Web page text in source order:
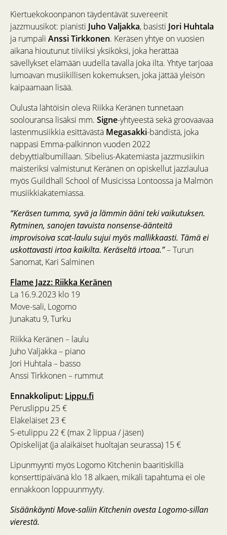
Kiertuekokoonpanon täydentävät suvereenit
jazzmuusikot: pianisti Juho Valjakka, basisti Jori Huhtala
ja rumpali Anssi Tirkkonen. Keräsen yhtye on vuosien
aikana hioutunut tiiviiksi yksiköksi, joka herättää
sävellykset elämään uudella tavalla joka ilta. Yhtye tarjoaa
lumoavan musiikillisen kokemuksen, joka jättää yleisön
kaipaamaan lisää.
Oulusta lähtöisin oleva Riikka Keränen tunnetaan
soolouransa lisäksi mm. Signe-yhtyeestä sekä groovaavaa
lastenmusiikkia esittävästä Megasakki-bändistä, joka
nappasi Emma-palkinnon vuoden 2022
debyyttialbumillaan. Sibelius-Akatemiasta jazzmusiikin
maisteriksi valmistunut Keränen on opiskellut jazzlaulua
myös Guildhall School of Musicissa Lontoossa ja Malmön
musiikkiakatemiassa.
“Keräsen tumma, syvä ja lämmin ääni teki vaikutuksen.
Rytminen, sanojen tavuista nonsense-äänteitä
improvisoiva scat-laulu sujui myös mallikkaasti. Tämä ei
uskottavasti irtoa kaikilta. Keräseltä irtoaa.”– Turun
Sanomat, Kari Salminen
Flame Jazz: Riikka Keränen
La 16.9.2023 klo 19
Move-sali, Logomo
Junakatu 9, Turku
Riikka Keränen – laulu
Juho Valjakka – piano
Jori Huhtala – basso
Anssi Tirkkonen – rummut
Ennakkoliput: Lippu.fi
Peruslippu 25 €
Eläkeläiset 23 €
S-etulippu 22 € (max 2 lippua / jäsen)
Opiskelijat (ja alaikäiset huoltajan seurassa) 15 €
Lipunmyynti myös Logomo Kitchenin baaritiskillä
konserttipäivänä klo 18 alkaen, mikäli tapahtuma ei ole
ennakkoon loppuunmyyty.
Sisäänkäynti Move-saliin Kitchenin ovesta Logomo-sillan
vierestä.